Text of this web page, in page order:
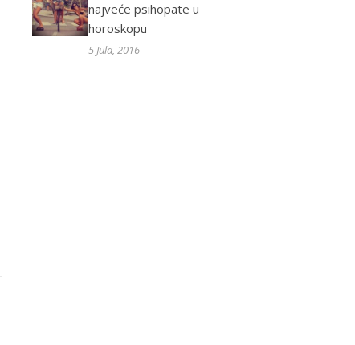
najveće psihopate u
horoskopu
5 Jula, 2016